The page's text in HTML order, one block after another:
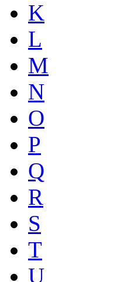
K
L
M
N
O
P
Q
R
S
T
U